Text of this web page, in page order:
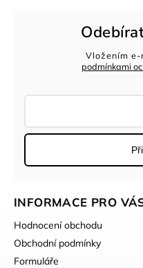
Vložením
podmínkami
INFORMACE PRO
Hodnocení obchodu
Obchodní podmínky
Formuláře